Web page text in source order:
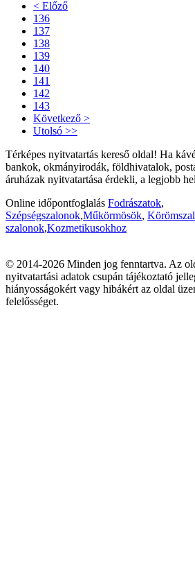
< Előző
136
137
138
139
140
141
142
143
Következő >
Utolsó >>
Térképes nyitvatartás kereső oldal! Ha
bankok, okmányirodák, földhivatalok,
áruházak nyitvatartása érdekli, a legjobb
Online időpontfoglalás Fodrászatok,
Szépségszalonok,Műkörmösök,
szalonok,Kozmetikusokhoz
© 2014-2026 Minden jog fenntartva. Az
nyitvatartási adatok csupán tájékoztató
hiányosságokért vagy hibákért az oldal
felelősséget.